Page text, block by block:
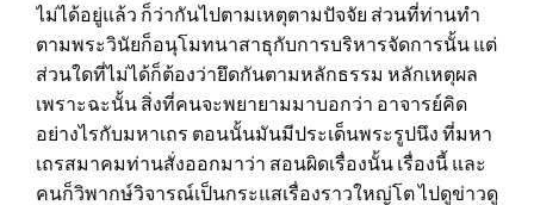
ไม่ได้อยู่แล้ว ก็ว่ากันไปตามเหตุตามปัจจัย ส่วนที่ท่านทำ
ตามพระวินัยก็อนุโมทนาสาธุกับการบริหารจัดการนั้น แต่
ส่วนใดที่ไม่ได้ก็ต้องว่ายึดกันตามหลักธรรม หลักเหตุผล
เพราะฉะนั้น สิ่งที่คนจะพยายามมาบอกว่า อาจารย์คิด
อย่างไรกับมหาเถร ตอนนั้นมันมีประเด็นพระรูปนึง ที่มหา
เถรสมาคมท่านสั่งออกมาว่า สอนผิดเรื่องนั้น เรื่องนี้ และ
คนก็วิพากษ์วิจารณ์เป็นกระแสเรื่องราวใหญ่โต ไปดูข่าวดู